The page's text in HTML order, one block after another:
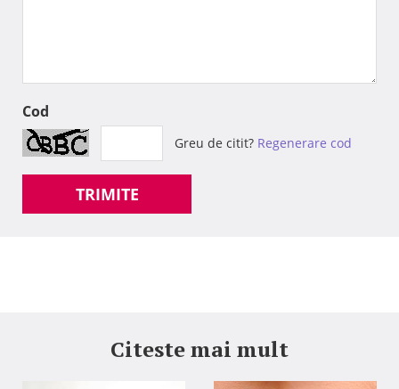
Cod
Greu de citit? Regenerare cod
TRIMITE
Citeste mai mult